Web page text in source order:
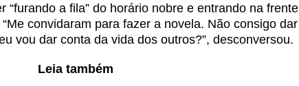
“furando a fila” do horário nobre e entrando na frente
convidaram para fazer a novela. Não consigo dar
vou dar conta da vida dos outros?”, desconversou.
Leia também